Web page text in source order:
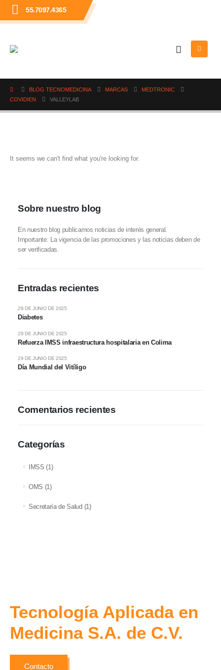
55.7097.4365
BLOG TECNOMEDICINA MARCAS
MEDTRONIC
COVIDIEN
VALLEYLAB
It seems we can't find what you're looking for.
Sobre nuestro blog
En nuestro blog publicamos noticias de interés general.
Importante: La vigencia de las promociones y las noticias deben de
ser verificadas.
Entradas recientes
Diabetes
29 DE JUNIO DE 2025
Refuerza IMSS infraestructura hospitalaria en Colima
29 DE JUNIO DE 2025
Día Mundial del Vitíligo
29 DE JUNIO DE 2025
Comentarios recientes
Categorías
IMSS (1)
OMS (1)
Secretaría de Salud(1)
Tecnología Aplicada en
Medicina S.A. de C.V.
Contacto